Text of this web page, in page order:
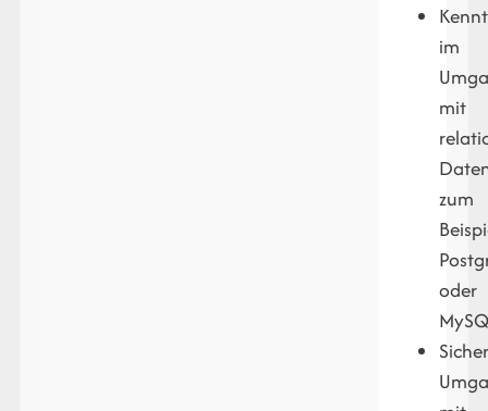
im
mit
zum
oder